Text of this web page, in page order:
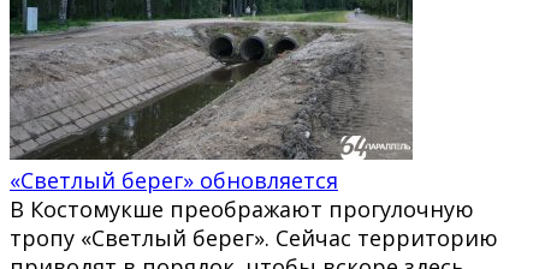
«Светлый берег» обновляется
В Костомукше преображают прогулочную
тропу «Светлый берег». Сейчас территорию